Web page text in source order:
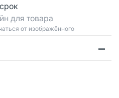
для товара
от изображённого